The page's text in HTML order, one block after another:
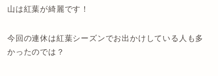
山は紅葉が綺麗です！
今回の連休は紅葉シーズンでお出かけしている人も多
かったのでは？